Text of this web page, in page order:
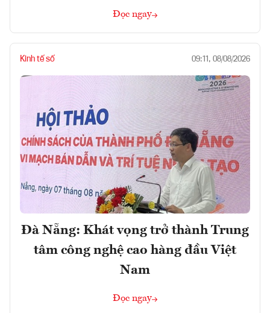
Đọc ngay
Kinh tế số 09:11, 08/08/2026
Đà Nẵng: Khát vọng trở thành Trung
tâm công nghệ cao hàng đầu Việt
Nam
Đọc ngay